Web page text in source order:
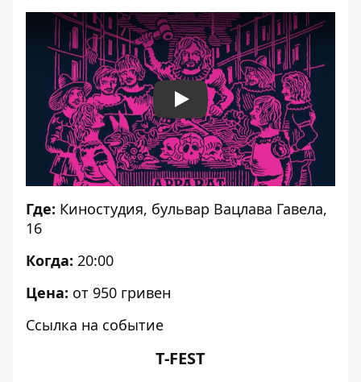
Play
Где: Киностудия, бульвар Вацлава Гавела,
16
Когда: 20:00
Цена: от 950 гривен
Ссылка на событие
T-FEST